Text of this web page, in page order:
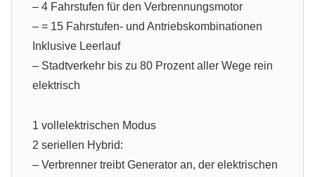
– 4 Fahrstufen für den Verbrennungsmotor
– = 15 Fahrstufen- und Antriebskombinationen
Inklusive Leerlauf
– Stadtverkehr bis zu 80 Prozent aller Wege rein
elektrisch
1 vollelektrischen Modus
2 seriellen Hybrid:
– Verbrenner treibt Generator an, der elektrischen